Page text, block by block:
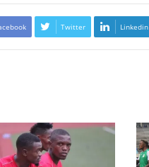
Twitter Linkedin